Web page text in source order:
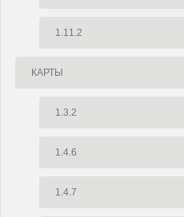
1.11.2
КАРТЫ
1.3.2
1.4.6
1.4.7